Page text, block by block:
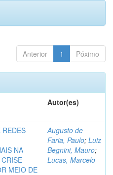
Anterior 1 Póximo
Autor(es)
REDES
NA
MEIO DE
Augusto de
Faria, Paulo; Luiz
Begnini, Mauro;
Lucas, Marcelo